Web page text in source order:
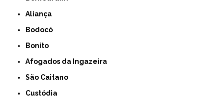
Aliança
Bodocó
Bonito
Afogados da Ingazeira
São Caitano
Custódia